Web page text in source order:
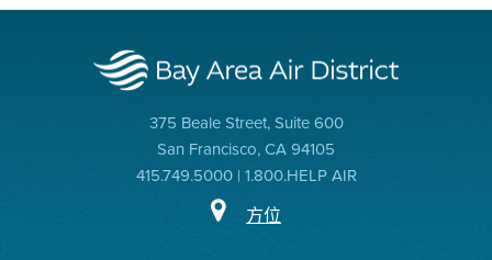
375 Beale Street, Suite 600
San Francisco, CA 94105
415.749.5000 | 1.800.HELP AIR
方位